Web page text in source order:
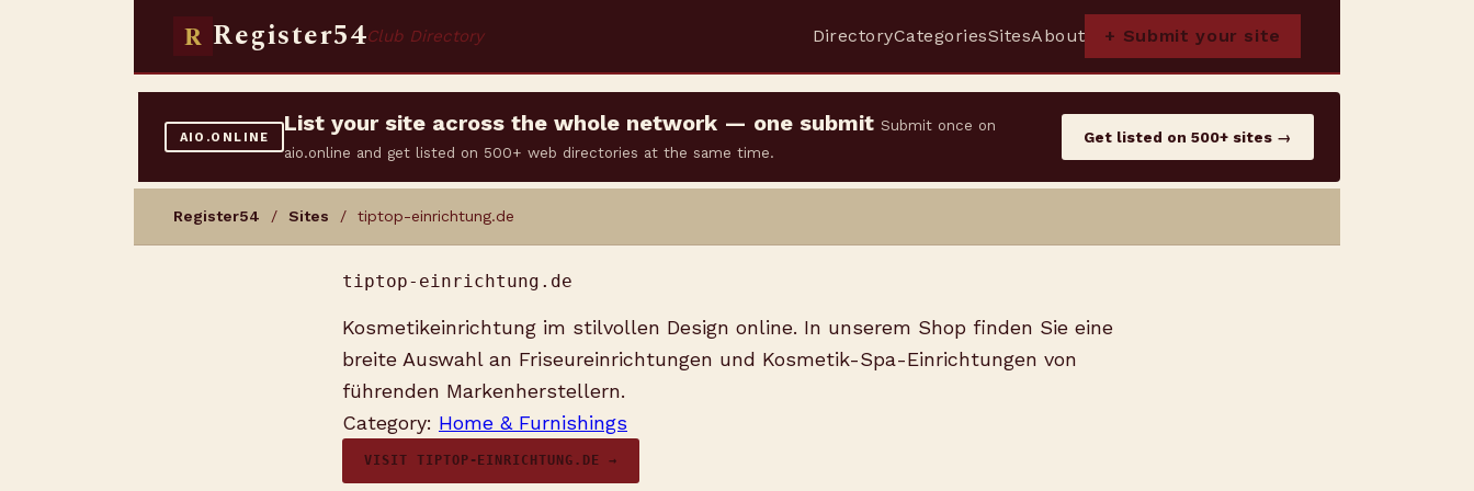
R Register54Club Directory DirectoryCategoriesSitesAbout + Submit your site
AIO.ONLINE
List your site across the whole network — one submit Submit once on
aio.online and get listed on 500+ web directories at the same time.
Get listed on 500+ sites →
Register54 / Sites / tiptop-einrichtung.de
tiptop-einrichtung.de
Kosmetikeinrichtung im stilvollen Design online. In unserem Shop finden Sie eine
breite Auswahl an Friseureinrichtungen und Kosmetik-Spa-Einrichtungen von
führenden Markenherstellern.
Category: Home & Furnishings
VISIT TIPTOP-EINRICHTUNG.DE →